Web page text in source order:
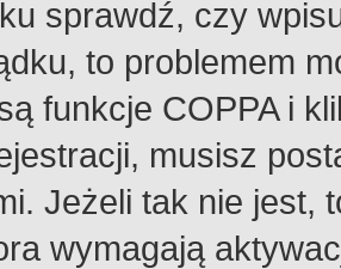
sprawdź, czy
to problemem
funkcje COPPA i
musisz
Jeżeli tak nie jest,
wymagają